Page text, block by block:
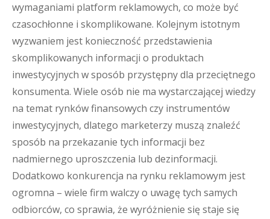
wymaganiami platform reklamowych, co może być
czasochłonne i skomplikowane. Kolejnym istotnym
wyzwaniem jest konieczność przedstawienia
skomplikowanych informacji o produktach
inwestycyjnych w sposób przystępny dla przeciętnego
konsumenta. Wiele osób nie ma wystarczającej wiedzy
na temat rynków finansowych czy instrumentów
inwestycyjnych, dlatego marketerzy muszą znaleźć
sposób na przekazanie tych informacji bez
nadmiernego uproszczenia lub dezinformacji.
Dodatkowo konkurencja na rynku reklamowym jest
ogromna – wiele firm walczy o uwagę tych samych
odbiorców, co sprawia, że wyróżnienie się staje się